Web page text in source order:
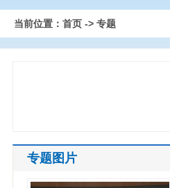
当前位置： 首页 -> 专题
专题图片